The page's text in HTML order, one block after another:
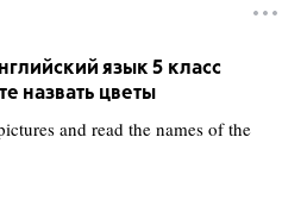
язык 5 класс
назвать цветы
and read the names of the